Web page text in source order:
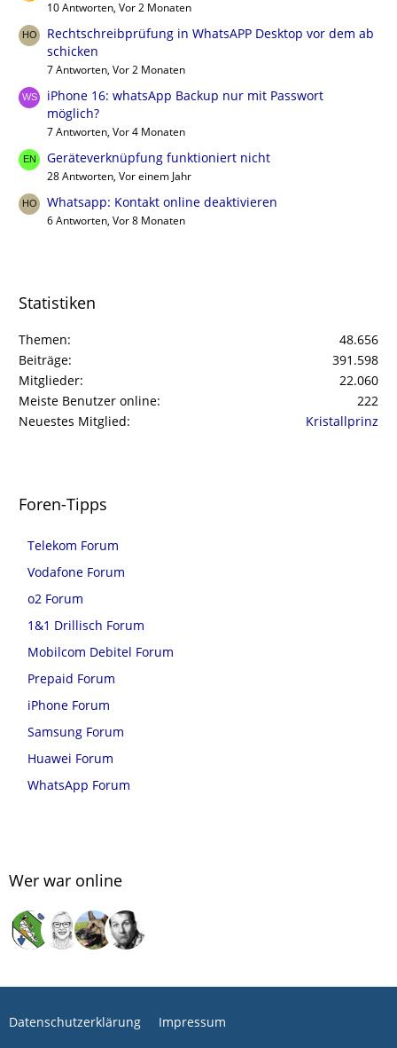
10 Antworten, Vor 2 Monaten
Rechtschreibprüfung in WhatsAPP Desktop vor dem ab
schicken
7 Antworten, Vor 2 Monaten
iPhone 16: whatsApp Backup nur mit Passwort
möglich?
7 Antworten, Vor 4 Monaten
Geräteverknüpfung funktioniert nicht
28 Antworten, Vor einem Jahr
Whatsapp: Kontakt online deaktivieren
6 Antworten, Vor 8 Monaten
Statistiken
Themen
48.656
Beiträge
391.598
Mitglieder
22.060
Meiste Benutzer online
222
Neuestes Mitglied
Kristallprinz
Foren-Tipps
Telekom Forum
Vodafone Forum
o2 Forum
1&1 Drillisch Forum
Mobilcom Debitel Forum
Prepaid Forum
iPhone Forum
Samsung Forum
Huawei Forum
WhatsApp Forum
Wer war online
Datenschutzerklärung Impressum